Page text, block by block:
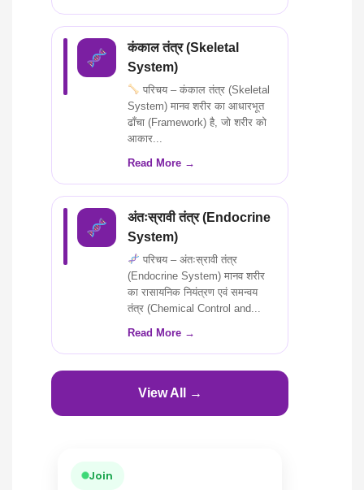
कंकाल तंत्र (Skeletal
System)
परिचय – कंकाल तंत्र (Skeletal
System) मानव शरीर का आधारभूत
ढाँचा (Framework) है, जो शरीर को
आकार...
Read More →
अंतःस्रावी तंत्र (Endocrine
System)
परिचय – अंतःस्रावी तंत्र
(Endocrine System) मानव शरीर
का रासायनिक नियंत्रण एवं समन्वय
तंत्र (Chemical Control and...
Read More →
View All →
Join